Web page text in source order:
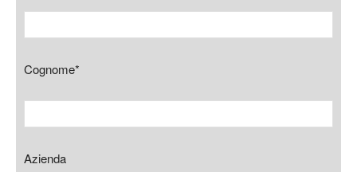
Cognome*
Azienda